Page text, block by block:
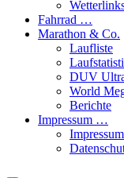
Fahrrad …
Marathon & Co.
Laufliste
DUV
World
Berichte
Impressum …
Impressum